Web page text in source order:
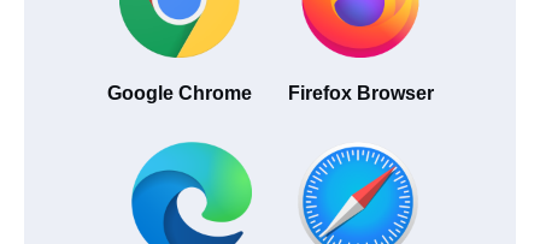
Google Chrome Firefox Browser